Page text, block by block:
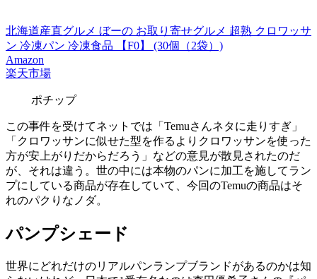
北海道産直グルメ ぼーの お取り寄せグルメ 超熟 クロワッサ
ン 冷凍パン 冷凍食品 【F0】 (30個（2袋）)
Amazon
楽天市場
ポチップ
この事件を受けてネットでは「Temuさんネタに走りすぎ」
「クロワッサンに似せた型を作るよりクロワッサンを使った
方が安上がりだからだろう」などの意見が散見されたのだ
が、それは違う。世の中には本物のパンに加工を施してラン
プにしている商品が存在していて、今回のTemuの商品はそ
れのパクりなノダ。
パンプシェード
世界にどれだけのリアルパンランプブランドがあるのかは知